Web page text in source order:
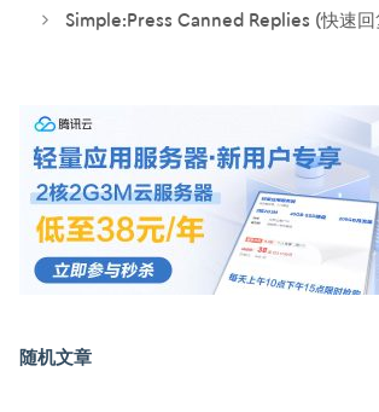
Simple:Press Canned Replies (快速回
随机文章